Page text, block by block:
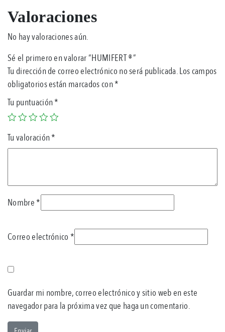
Valoraciones
No hay valoraciones aún.
Sé el primero en valorar “HUMIFERT ®”
Tu dirección de correo electrónico no será publicada.Los campos
obligatorios están marcados con*
Tu puntuación*
Tu valoración*
Nombre*
Correo electrónico*
Guardar mi nombre, correo electrónico y sitio web en este
navegador para la próxima vez que haga un comentario.